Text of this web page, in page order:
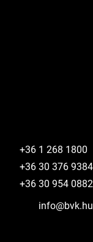
+36 1 268 1800
+36 30 376 9384
+36 30 954 0882
info@bvk.hu